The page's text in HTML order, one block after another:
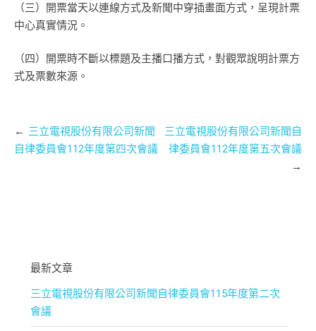
（三）開票當天以連線方式及新聞中穿插畫面方式，呈現計票
中心真實情況。
（四）開票時不斷以標題及主播口播方式，對觀眾說明計票方
式及票數來源。
文
章
三立電視股份有限公司新聞
自律委員會112年度第四次會議
三立電視股份有限公司新聞自
律委員會112年度第五次會議
最新文章
三立電視股份有限公司新聞自律委員會115年度第二次
會議